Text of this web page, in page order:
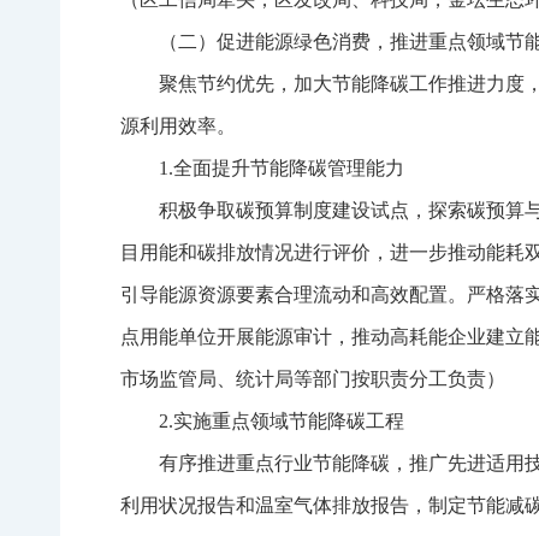
（二）促进能源绿色消费，推进重点领域节
聚焦节约优先，加大节能降碳工作推进力度
源利用效率。
1.全面提升节能降碳管理能力
积极争取碳预算制度建设试点，探索碳预算
目用能和碳排放情况进行评价，进一步推动能
引导能源资源要素合理流动和高效配置。严格落
点用能单位开展能源审计，推动高耗能企业建
市场监管局、统计局等部门按职责分工负责）
2.实施重点领域节能降碳工程
有序推进重点行业节能降碳，推广先进适用
利用状况报告和温室气体排放报告，制定节能减